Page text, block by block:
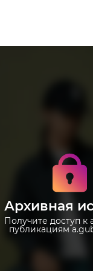
Архивная
Получите доступ к
публикациям
архивным
a.gubskaya66
Не
рекламу
Загружайте
ограничений